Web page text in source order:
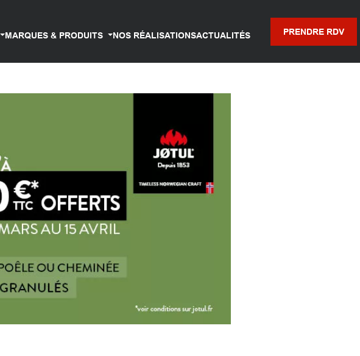
MARQUES & PRODUITS NOS RÉALISATIONSACTUALITÉS PRENDRE RDV